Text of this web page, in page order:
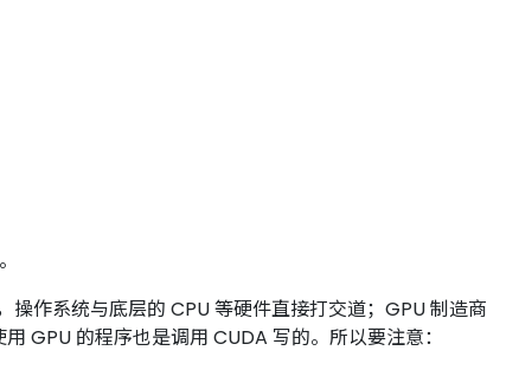
作系统与底层的 CPU 等硬件直接打交道；GPU 制造商
GPU 的程序也是调用 CUDA 写的。所以要注意：